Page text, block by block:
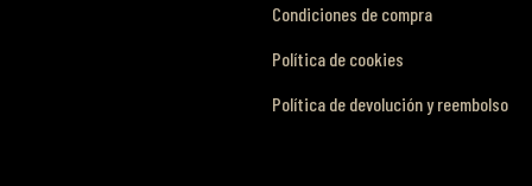
Condiciones de compra
Política de cookies
Política de devolución y reembolso